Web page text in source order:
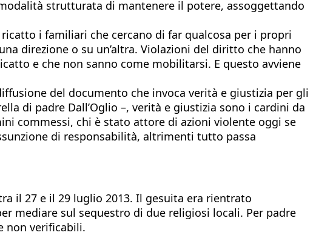
strutturata di mantenere il potere, assoggettando
i familiari che cercano di far qualcosa per i propri
direzione o su un’altra. Violazioni del diritto che hanno
e che non sanno come mobilitarsi. E questo avviene
del documento che invoca verità e giustizia per gli
di padre Dall’Oglio –, verità e giustizia sono i cardini da
commessi, chi è stato attore di azioni violente oggi se
di responsabilità, altrimenti tutto passa
il 27 e il 29 luglio 2013. Il gesuita era rientrato
mediare sul sequestro di due religiosi locali. Per padre
non verificabili.